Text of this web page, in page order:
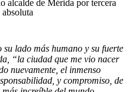
alcalde de Mérida por tercera
lado más humano y su fuerte
“la ciudad que me vio nacer
nuevamente, el inmenso
y compromiso, de